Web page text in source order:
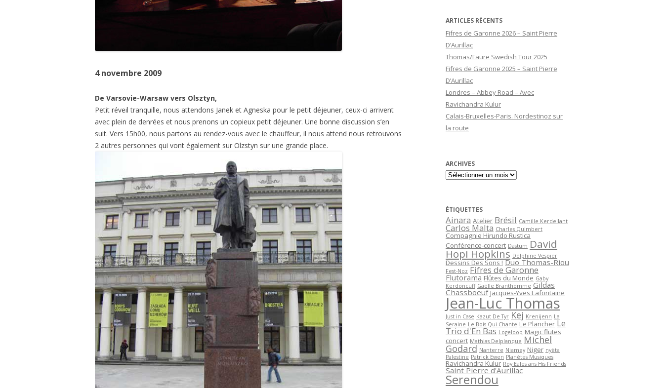
4 novembre 2009
De Varsovie-Warsaw vers Olsztyn,
Petit réveil tranquille, nous attendons Janek et Agneska pour le petit déjeuner, ceux-ci arrivent
avec plein de denrées et nous prenons un copieux petit déjeuner. Une bonne discussion s’en
suit. Vers 15h00, nous partons au rendez-vous avec le chauffeur, il nous attend nous retrouvons
2 autres personnes qui vont également sur Olzstyn sur une grande place.
ARTICLES RÉCENTS
Fifres de Garonne 2026 – Saint Pierre
D’Aurillac
Thomas/Faure Swedish Tour 2025
Fifres de Garonne 2025 – Saint Pierre
D’Aurillac
Londres – Abbey Road – Avec
Ravichandra Kulur
Calais-Bruxelles-Paris. Nordestinoz sur
la route
ARCHIVES
Archives
ÉTIQUETTES
Ainara Atelier Brésil Camille Kerdellant
Carlos Malta Charles Quimbert
Compagnie Hirundo Rustica
Conférence-concert Dastum David
Hopi Hopkins Delphine Vespier
Dessins Des Sons ! Duo Thomas-Riou
Fest-Noz Fifres de Garonne
Flutorama Flûtes du Monde Gaby
Kerdoncuff Gaëlle Branthomme Gildas
Chassboeuf Jacques-Yves Lafontaine
Jean-Luc Thomas
Just in Case Kazut De Tyr Kej Krenijenn La
Seraine Le Bois Qui Chante Le Plancher Le
Trio d'En Bas Logeloop Magic flutes
concert Mathias Delplanque Michel
Godard Nanterre Niamey Niger nyèta
Palestine Patrick Ewen Planètes Musiques
Ravichandra Kulur Roy Eales ans His Friends
Saint Pierre d'Aurillac
Serendou